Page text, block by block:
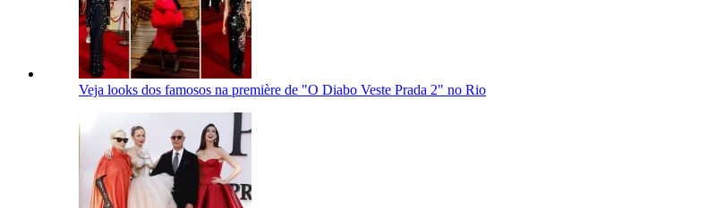
Veja looks dos famosos na première de "O Diabo Veste Prada 2" no Rio